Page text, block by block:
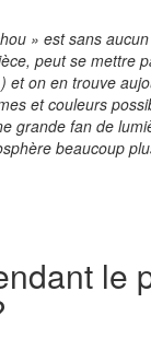
» est sans
peut se mettre
on en trouve
et couleurs
grande fan de
beaucoup
le